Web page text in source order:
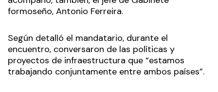
formoseño, Antonio Ferreira.
Según detalló el mandatario, durante el
encuentro, conversaron de las políticas y
proyectos de infraestructura que “estamos
trabajando conjuntamente entre ambos países”.